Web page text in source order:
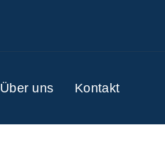
Über uns Kontakt